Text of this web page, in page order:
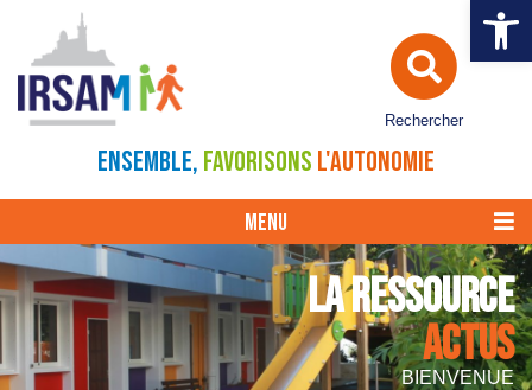
Ouvrir
Rechercher
ENSEMBLE, FAVORISONS L'AUTONOMIE
MENU
LA RESSOURCE
ACTUS
BIENVENUE